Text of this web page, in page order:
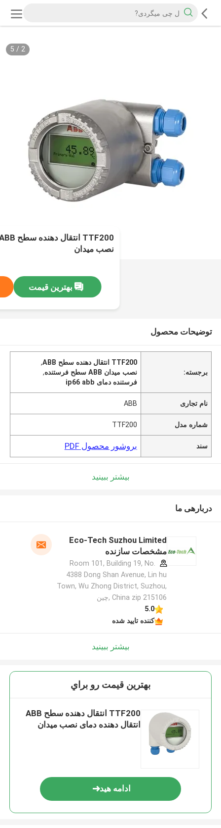
2
/
5
نصب میدان
بهترین قیمت
توضیحات محصول
برجسته:
TTF200 انتقال دهنده سطح ABB
,
نصب میدان ABB سطح فرستنده
,
فرستنده دمای ip66 abb
نام تجاری ABB
شماره مدل TTF200
سند بروشور محصول PDF
بیشتر ببینید
دربارهی ما
Eco-Tech Suzhou Limited
مشخصات سازنده
Room 101, Building 19, No.
4388 Dong Shan Avenue, Lin hu
Town, Wu Zhong District, Suzhou,
China zip 215106 ,چین
5.0
کننده تایید شده
بیشتر ببینید
بهترين قيمت رو براي
TTF200 انتقال دهنده سطح ABB
انتقال دهنده دمای نصب میدان
ادامه هید